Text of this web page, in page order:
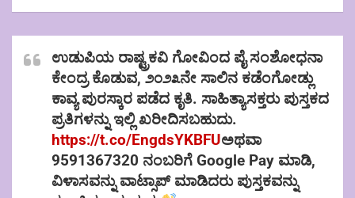
ಉಡುಪಿಯ ರಾಷ್ಟ್ರಕವಿ ಗೋವಿಂದ ಪೈ ಸಂಶೋಧನಾ
ಕೇಂದ್ರ ಕೊಡುವ, ೨೦೨೩ನೇ ಸಾಲಿನ ಕಡೆಂಗೋಡ್ಲು
ಕಾವ್ಯ ಪುರಸ್ಕಾರ ಪಡೆದ ಕೃತಿ. ಸಾಹಿತ್ಯಾಸಕ್ತರು ಪುಸ್ತಕದ
ಪ್ರತಿಗಳನ್ನು ಇಲ್ಲಿ ಖರೀದಿಸಬಹುದು.
https://t.co/EngdsYKBFUಅಥವಾ
9591367320 ನಂಬರಿಗೆ Google Pay ಮಾಡಿ,
ವಿಳಾಸವನ್ನು ವಾಟ್ಸಾಪ್ ಮಾಡಿದರು ಪುಸ್ತಕವನ್ನು